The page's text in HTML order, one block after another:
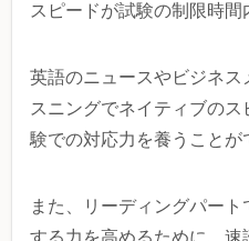
スピードが試験の制限時間
英語のニュースやビジネス
スニングでネイティブの
験での対応力を養うことが
また、リーディングパー